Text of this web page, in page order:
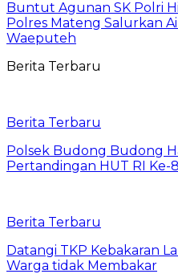
Buntut Agunan SK Polri
Polres Mateng Salurkan
Waeputeh
Berita Terbaru
Berita Terbaru
Polsek Budong Budong
Pertandingan HUT RI Ke-
Berita Terbaru
Datangi TKP Kebakaran
Warga tidak Membakar